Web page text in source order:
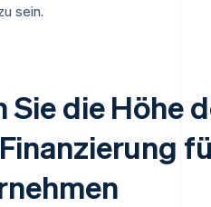
sein.
Sie die Höhe